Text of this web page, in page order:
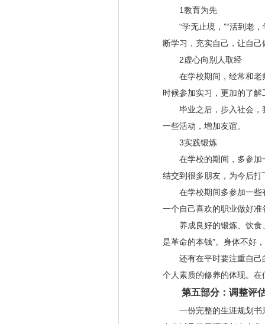
1教育为先
“学无止境，”“活到老，
断学习，充实自己，让自
2虚心向别人取经
在学校期间，经常和老
时候参加实习，更加的了
毕业之后，步入社会，
一些活动，增加友谊。
3实践锻炼
在学校的期间，多参加
结交到很多朋友，为今后打
在学校期间多参加一些
一个自己喜欢的职业做好准
养成良好的锻炼、饮食、
是革命的本钱”。身体不好
还有在平时要注重自己
个人素质的修养的体现。
第五部分：调整评
一份完整的生涯规划书